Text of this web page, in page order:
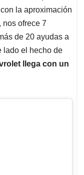
la aproximación
nos ofrece 7
de 20 ayudas a
lado el hecho de
llega con un